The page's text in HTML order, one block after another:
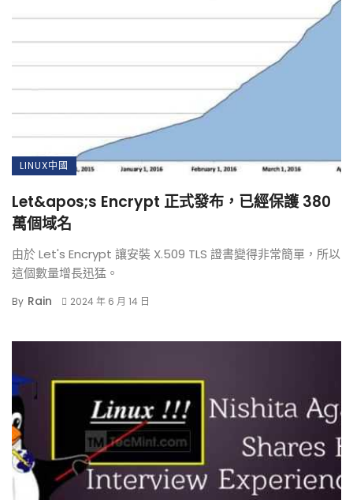
LINUX中國
Let&apos;s Encrypt 正式發布，已經保護 380
萬個域名
由於 Let's Encrypt 讓安裝 X.509 TLS 證書變得非常簡單，所以
這個數量增長迅猛。
By Rain 2024 年 6 月 14 日